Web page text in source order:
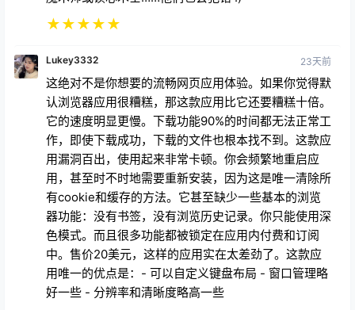
★★★★★
Lukey3332 23天前
这绝对不是你想要的流畅网页应用体验。如果你觉得默
认浏览器应用很糟糕，那这款应用比它还要糟糕十倍。
它的速度明显更慢。下载功能90%的时间都无法正常工
作，即使下载成功，下载的文件也根本找不到。这款应
用漏洞百出，使用起来非常卡顿。你会频繁地重启应
用，甚至时不时地需要重新安装，因为这是唯一清除所
有cookie和缓存的方法。它甚至缺少一些基本的浏览
器功能：没有书签，没有浏览历史记录。你只能使用深
色模式。而且很多功能都被锁定在应用内付费和订阅
中。售价20美元，这样的应用实在太差劲了。这款应
用唯一的优点是：- 可以自定义键盘布局 - 窗口管理略
好一些 - 分辨率和清晰度略高一些